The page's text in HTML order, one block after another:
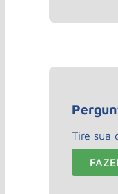
Tire sua